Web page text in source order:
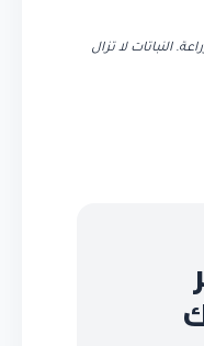
النباتات لا تزال